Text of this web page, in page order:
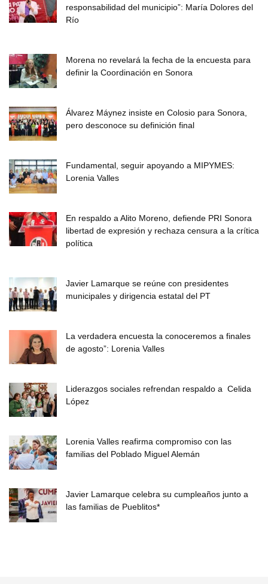
responsabilidad del municipio”: María Dolores del
Río
Morena no revelará la fecha de la encuesta para
definir la Coordinación en Sonora
Álvarez Máynez insiste en Colosio para Sonora,
pero desconoce su definición final
Fundamental, seguir apoyando a MIPYMES:
Lorenia Valles
En respaldo a Alito Moreno, defiende PRI Sonora
libertad de expresión y rechaza censura a la crítica
política
Javier Lamarque se reúne con presidentes
municipales y dirigencia estatal del PT
La verdadera encuesta la conoceremos a finales
de agosto”: Lorenia Valles
Liderazgos sociales refrendan respaldo a Celida
López
Lorenia Valles reafirma compromiso con las
familias del Poblado Miguel Alemán
Javier Lamarque celebra su cumpleaños junto a
las familias de Pueblitos*